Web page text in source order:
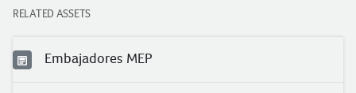
RELATED ASSETS
Embajadores MEP